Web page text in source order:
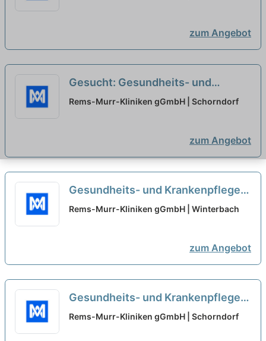
zum Angebot
Gesucht: Gesundheits- und
Krankenpfleger (m/w/d) - Geriatrie
Rems-Murr-Kliniken gGmbH | Schorndorf
zum Angebot
Gesundheits- und Krankenpfleger
(m/w/d) - Geriatrie und
Rems-Murr-Kliniken gGmbH | Winterbach
zum Angebot
Gesundheits- und Krankenpfleger
(m/w/d) - Geriatrie und
Rems-Murr-Kliniken gGmbH | Schorndorf